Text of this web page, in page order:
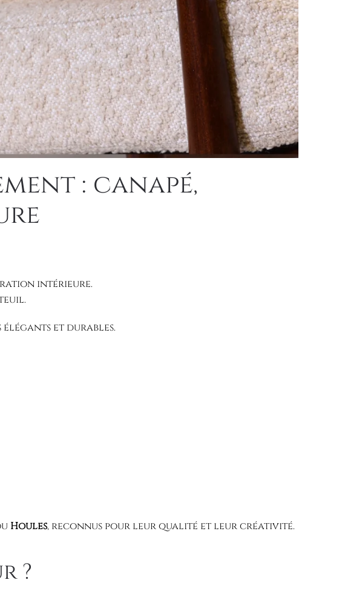
: canapé,
intérieure.
élégants et durables.
Houles, reconnus pour leur qualité et leur créativité.
?